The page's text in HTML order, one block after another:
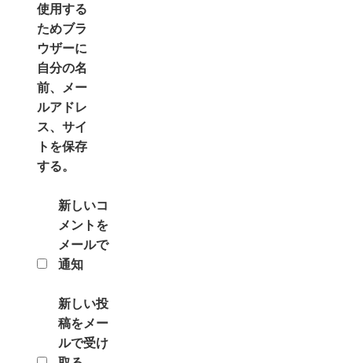
使用する
ためブラ
ウザーに
自分の名
前、メー
ルアドレ
ス、サイ
トを保存
する。
新しいコ
メントを
メールで
通知
新しい投
稿をメー
ルで受け